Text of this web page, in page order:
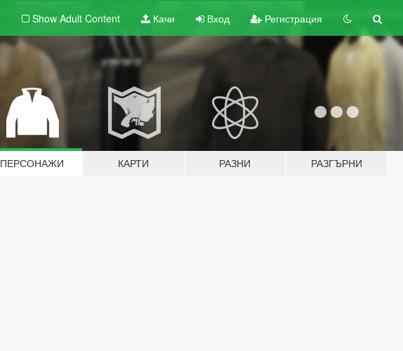
Show Adult Content Качи Вход Регистрация
ПЕРСОНАЖИ КАРТИ РАЗНИ РАЗГЪРНИ